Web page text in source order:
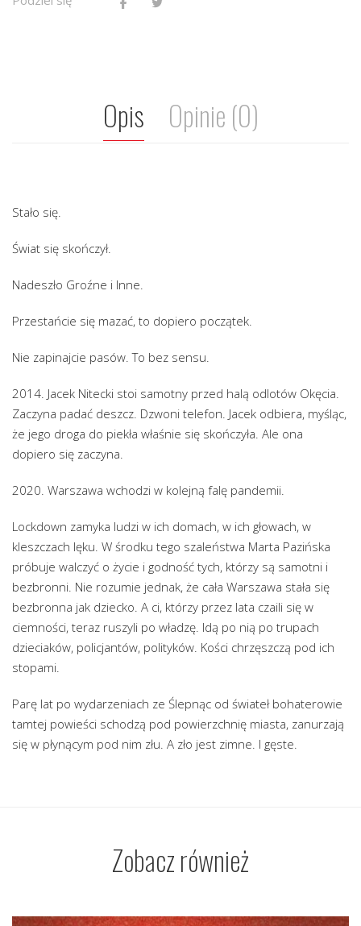
Opis Opinie (0)
Stało się.
Świat się skończył.
Nadeszło Groźne i Inne.
Przestańcie się mazać, to dopiero początek.
Nie zapinajcie pasów. To bez sensu.
2014. Jacek Nitecki stoi samotny przed halą odlotów Okęcia.
Zaczyna padać deszcz. Dzwoni telefon. Jacek odbiera, myśląc,
że jego droga do piekła właśnie się skończyła. Ale ona
dopiero się zaczyna.
2020. Warszawa wchodzi w kolejną falę pandemii.
Lockdown zamyka ludzi w ich domach, w ich głowach, w
kleszczach lęku. W środku tego szaleństwa Marta Pazińska
próbuje walczyć o życie i godność tych, którzy są samotni i
bezbronni. Nie rozumie jednak, że cała Warszawa stała się
bezbronna jak dziecko. A ci, którzy przez lata czaili się w
ciemności, teraz ruszyli po władzę. Idą po nią po trupach
dzieciaków, policjantów, polityków. Kości chrzęszczą pod ich
stopami.
Parę lat po wydarzeniach ze Ślepnąc od świateł bohaterowie
tamtej powieści schodzą pod powierzchnię miasta, zanurzają
się w płynącym pod nim złu. A zło jest zimne. I gęste.
Zobacz również